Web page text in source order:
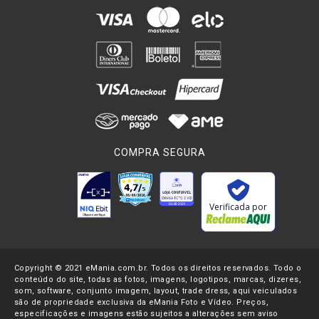
COMPRA SEGURA
Verificada por
Copyright © 2021 eMania.com.br. Todos os direitos reservados. Todo o
conteúdo do site, todas as fotos, imagens, logotipos, marcas, dizeres,
som, software, conjunto imagem, layout, trade dress, aqui veiculados
são de propriedade exclusiva da eMania Foto e Vídeo. Preços,
especificações e imagens estão sujeitos a alterações sem aviso